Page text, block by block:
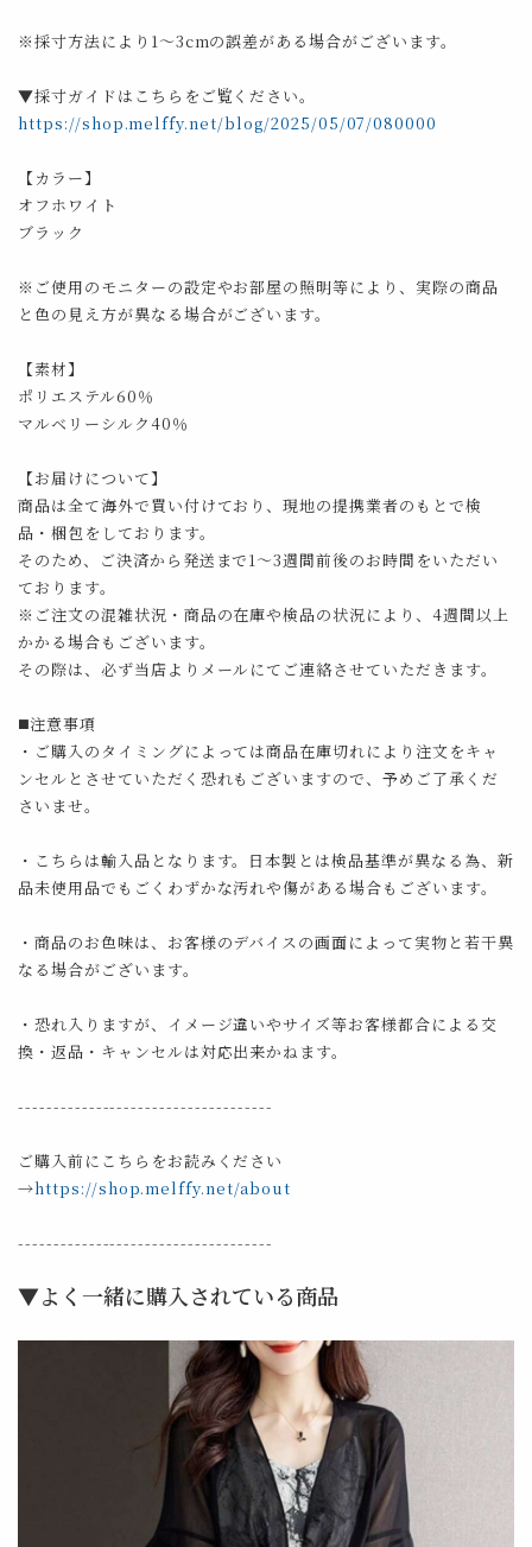
※採寸方法により1～3cmの誤差がある場合がございます。
▼採寸ガイドはこちらをご覧ください。
https://shop.melffy.net/blog/2025/05/07/080000
【カラー】
オフホワイト
ブラック
※ご使用のモニターの設定やお部屋の照明等により、実際の商品
と色の見え方が異なる場合がございます。
【素材】
ポリエステル60％
マルベリーシルク40％
【お届けについて】
商品は全て海外で買い付けており、現地の提携業者のもとで検
品・梱包をしております。
そのため、ご決済から発送まで1～3週間前後のお時間をいただい
ております。
※ご注文の混雑状況・商品の在庫や検品の状況により、4週間以上
かかる場合もございます。
その際は、必ず当店よりメールにてご連絡させていただきます。
◼️注意事項
・ご購入のタイミングによっては商品在庫切れにより注文をキャ
ンセルとさせていただく恐れもございますので、予めご了承くだ
さいませ。
・こちらは輸入品となります。日本製とは検品基準が異なる為、新
品未使用品でもごくわずかな汚れや傷がある場合もございます。
・商品のお色味は、お客様のデバイスの画面によって実物と若干異
なる場合がございます。
・恐れ入りますが、イメージ違いやサイズ等お客様都合による交
換・返品・キャンセルは対応出来かねます。
------------------------------------
ご購入前にこちらをお読みください
→https://shop.melffy.net/about
------------------------------------
▼よく一緒に購入されている商品